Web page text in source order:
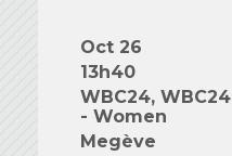
Oct 26
13h40
WBC24, WBC24
- Women
Megève